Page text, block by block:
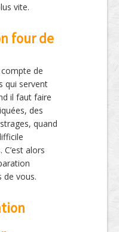
vite.
four de
de
qui servent
il faut faire
des
quand
C’est alors
de vous.